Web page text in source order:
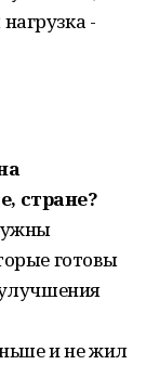
-
стране?
готовы
улучшения
и не жил